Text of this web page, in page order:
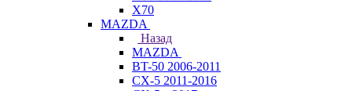
X70
MAZDA
Назад
MAZDA
BT-50 2006-2011
CX-5 2011-2016